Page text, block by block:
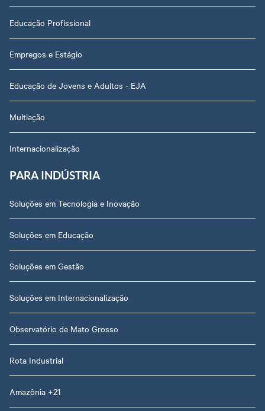
Educação Profissional
Empregos e Estágio
Educação de Jovens e Adultos - EJA
Multiação
Internacionalização
PARA INDÚSTRIA
Soluções em Tecnologia e Inovação
Soluções em Educação
Soluções em Gestão
Soluções em Internacionalização
Observatório de Mato Grosso
Rota Industrial
Amazônia +21